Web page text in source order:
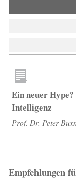
Ein neuer
Intelligenz
Prof. Dr. Peter
Empfehlungen